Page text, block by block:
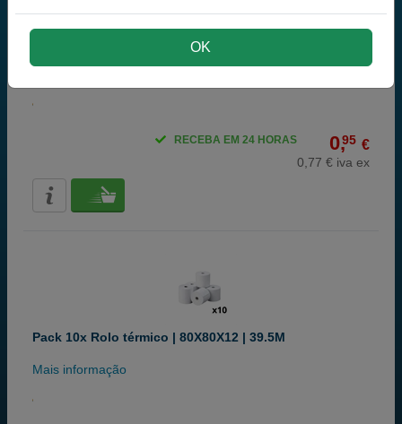
Rolo térmico | 57X48X12 | 25M
0,95 €
0,77 € iva ex
RECEBA EM 24 HORAS
Pack 10x Rolo térmico | 80X80X12 | 39.5M
Mais informação
OK